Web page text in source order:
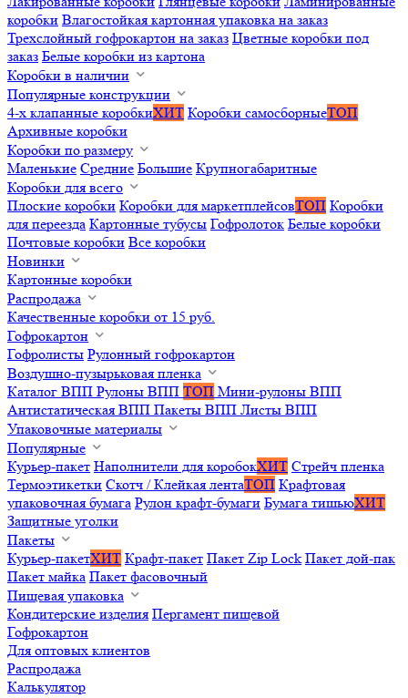
коробки Влагостойкая картонная упаковка на заказ
Трехслойный гофрокартон на заказ Цветные коробки под
заказ Белые коробки из картона
Коробки в наличии
Популярные конструкции
4-х клапанные коробкиХИТ Коробки самосборныеТОП
Архивные коробки
Коробки по размеру
Маленькие Средние Большие Крупногабаритные
Коробки для всего
Плоские коробки Коробки для маркетплейсовТОП Коробки
для переезда Картонные тубусы Гофролоток Белые коробки
Почтовые коробки Все коробки
Новинки
Картонные коробки
Распродажа
Качественные коробки от 15 руб.
Гофрокартон
Гофролисты Рулонный гофрокартон
Воздушно-пузырьковая пленка
Каталог ВПП Рулоны ВПП ТОП Мини-рулоны ВПП
Антистатическая ВПП Пакеты ВПП Листы ВПП
Упаковочные материалы
Популярные
Курьер-пакет Наполнители для коробокХИТ Стрейч пленка
Термоэтикетки Скотч / Клейкая лентаТОП Крафтовая
упаковочная бумага Рулон крафт-бумаги Бумага тишьюХИТ
Защитные уголки
Пакеты
Курьер-пакетХИТ Крафт-пакет Пакет Zip Lock Пакет дой-пак
Пакет майка Пакет фасовочный
Пищевая упаковка
Кондитерские изделия Пергамент пищевой
Гофрокартон
Для оптовых клиентов
Распродажа
Калькулятор